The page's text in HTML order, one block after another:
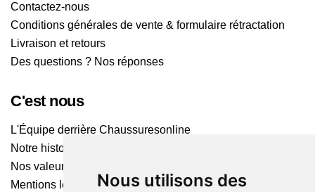
Nous utilisons des
Contactez-nous
Conditions générales de vente & formulaire rétractation
Livraison et retours
Des questions ? Nos réponses
C'est nous
L'Équipe derrière Chaussuresonline
Notre histoire
Nos valeurs
Mentions légales